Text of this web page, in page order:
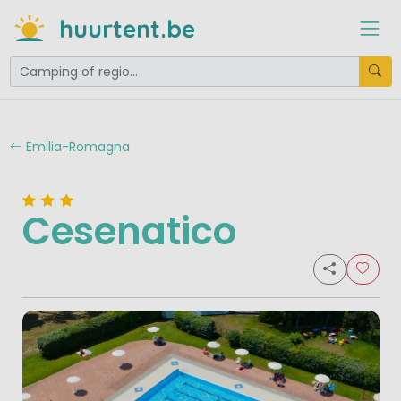
huurtent.be
Emilia-Romagna
Cesenatico